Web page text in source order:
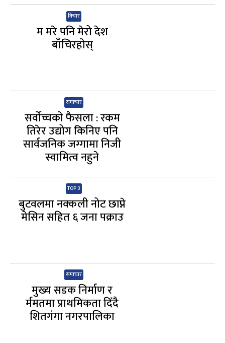
विचार
म मरे पनि मेरो देश
बाँचिरहोस्
समाचार
सर्वोच्चको फैसला : रकम
तिरेर उद्योग किनिए पनि
सार्वजनिक जग्गामा निजी
स्वामित्व नहुने
TOP 3
बुटवलमा नक्कली नोट छाप्ने
मेसिन सहित ६ जना पक्राउ
समाचार
मुख्य सडक निर्माण र
र्ममतमा प्राथमिकता दिँदै
शितगंगा नगरपालिका